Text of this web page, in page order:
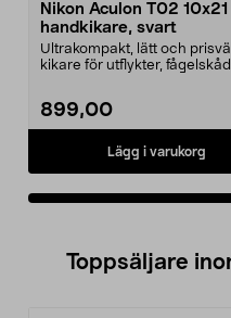
Nikon Aculon T02 10x21
handkikare, svart
Ultrakompakt, lätt och
kikare för utflykter,
899,00
Lägg i varukorg
Toppsäljare